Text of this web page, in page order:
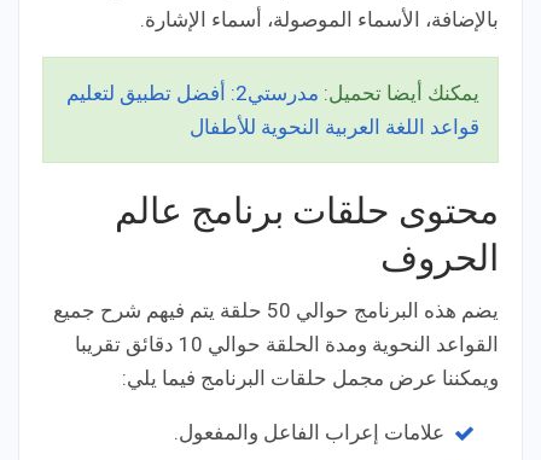
بالإضافة، الأسماء الموصولة، أسماء الإشارة.
يمكنك أيضا تحميل:
مدرستي2: أفضل تطبيق لتعليم
قواعد اللغة العربية النحوية للأطفال
محتوى حلقات برنامج عالم
الحروف
يضم هذه البرنامج حوالي 50 حلقة يتم فيهم شرح جميع
القواعد النحوية ومدة الحلقة حوالي 10 دقائق تقريبا
ويمكننا عرض مجمل حلقات البرنامج فيما يلي:
علامات إعراب الفاعل والمفعول.